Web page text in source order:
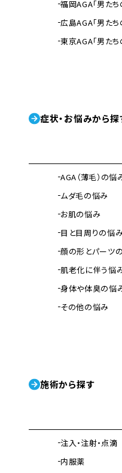
福岡AGA「男た
広島AGA「男た
東京AGA「男た
症状・お悩みから探
AGA（薄毛）の悩
ムダ毛の悩み
お肌の悩み
目と目周りの悩
顔の形とパーツ
肌老化に伴う悩
身体や体臭の悩
その他の悩み
施術から探す
注入・注射・点滴
内服薬